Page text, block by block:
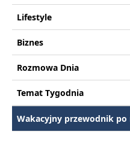
Lifestyle
Biznes
Rozmowa Dnia
Temat Tygodnia
Wakacyjny przewodnik po